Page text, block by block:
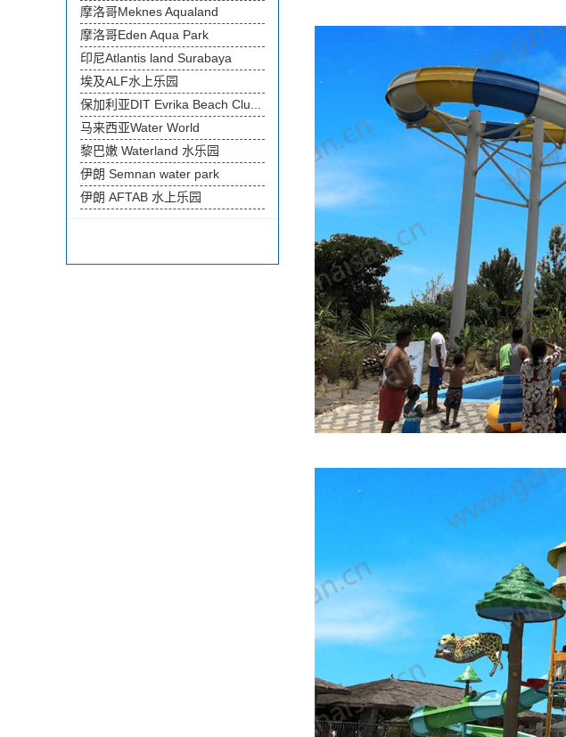
摩洛哥Meknes Aqualand
摩洛哥Eden Aqua Park
印尼Atlantis land Surabaya
埃及ALF水上乐园
保加利亚DIT Evrika Beach Clu...
马来西亚Water World
黎巴嫩 Waterland 水乐园
伊朗 Semnan water park
伊朗 AFTAB 水上乐园